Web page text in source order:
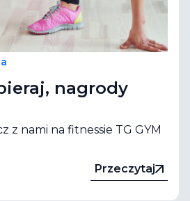
nagrody
z nami na fitnessie TG GYM
Przeczytaj